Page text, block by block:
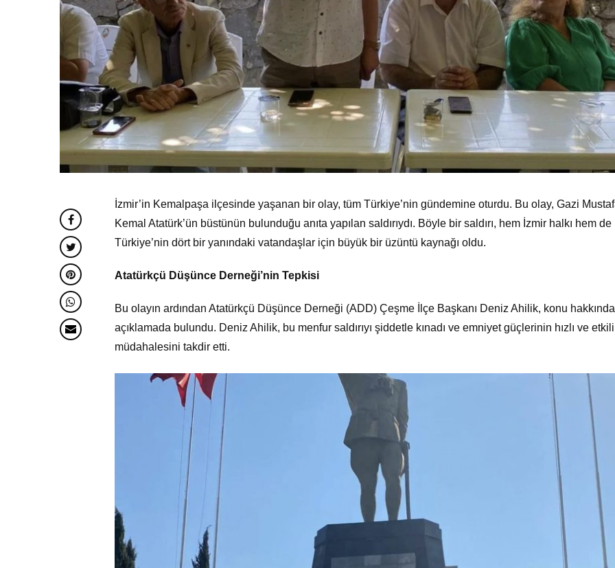
İzmir’in Kemalpaşa ilçesinde yaşanan bir olay, tüm Türkiye’nin gündemine oturdu. Bu olay, Gazi
Kemal Atatürk’ün büstünün bulunduğu anıta yapılan saldırıydı. Böyle bir saldırı, hem İzmir halkı hem de
Türkiye’nin dört bir yanındaki vatandaşlar için büyük bir üzüntü kaynağı oldu.
Atatürkçü Düşünce Derneği’nin Tepkisi
Bu olayın ardından Atatürkçü Düşünce Derneği (ADD) Çeşme İlçe Başkanı Deniz Ahilik, konu
açıklamada bulundu. Deniz Ahilik, bu menfur saldırıyı şiddetle kınadı ve emniyet güçlerinin hızlı ve etkili
müdahalesini takdir etti.